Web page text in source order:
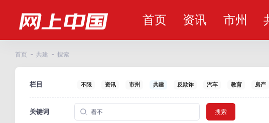
首页 资讯 市州
首页 共建 搜索
栏目 不限 资讯 市州 共建 反欺诈 汽车 教育 房产
关键词 搜索